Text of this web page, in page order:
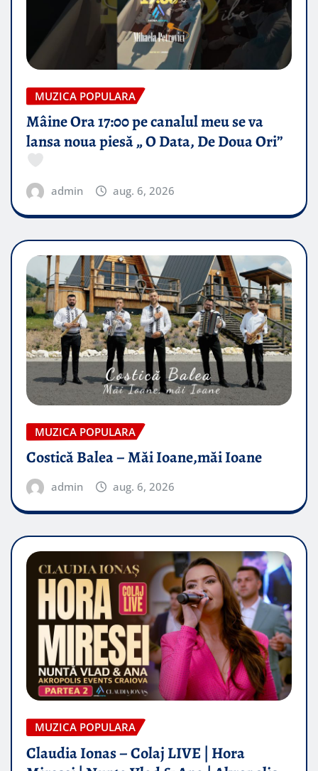
MUZICA POPULARA
Mâine Ora 17:00 pe canalul meu se va
lansa noua piesă „ O Data, De Doua Ori”
admin aug. 6, 2026
MUZICA POPULARA
Costică Balea – Măi Ioane,măi Ioane
admin aug. 6, 2026
MUZICA POPULARA
Claudia Ionas – Colaj LIVE | Hora